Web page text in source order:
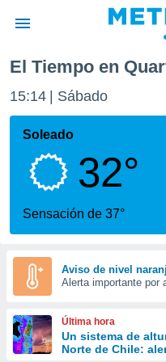
de
por
que se
calidad.
a este
las
y
forma
digital
basada
El Tiempo en
15:14 Sábado
Soleado
32°
Sensación de 37°
Aviso de nivel
Alerta importante por
Última hora
Un sistema de
Norte de Chile: